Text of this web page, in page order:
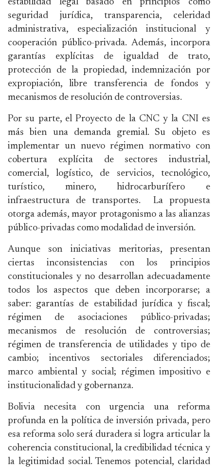
estabilidad legal basado en principios como
seguridad jurídica, transparencia, celeridad
administrativa, especialización institucional y
cooperación público-privada. Además, incorpora
garantías explícitas de igualdad de trato,
protección de la propiedad, indemnización por
expropiación, libre transferencia de fondos y
mecanismos de resolución de controversias.
Por su parte, el Proyecto de la CNC y la CNI es
más bien una demanda gremial. Su objeto es
implementar un nuevo régimen normativo con
cobertura explícita de sectores industrial,
comercial, logístico, de servicios, tecnológico,
turístico, minero, hidrocarburífero e
infraestructura de transportes. La propuesta
otorga además, mayor protagonismo a las alianzas
público-privadas como modalidad de inversión.
Aunque son iniciativas meritorias, presentan
ciertas inconsistencias con los principios
constitucionales y no desarrollan adecuadamente
todos los aspectos que deben incorporarse; a
saber: garantías de estabilidad jurídica y fiscal;
régimen de asociaciones público-privadas;
mecanismos de resolución de controversias;
régimen de transferencia de utilidades y tipo de
cambio; incentivos sectoriales diferenciados;
marco ambiental y social; régimen impositivo e
institucionalidad y gobernanza.
Bolivia necesita con urgencia una reforma
profunda en la política de inversión privada, pero
esa reforma solo será duradera si logra articular la
coherencia constitucional, la credibilidad técnica y
la legitimidad social. Tenemos potencial, claridad